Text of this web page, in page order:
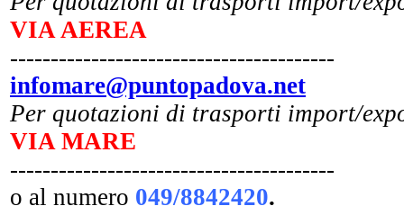
VIA AEREA
----------------------------------------
infomare@puntopadova.net
Per quotazioni di trasporti import/
VIA MARE
----------------------------------------
o al numero 049/8842420.